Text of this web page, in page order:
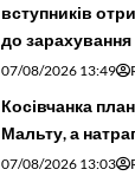
вступників
до
07/08/2026 13:49
Косівчанка
Мальту, а
07/08/2026 13:03